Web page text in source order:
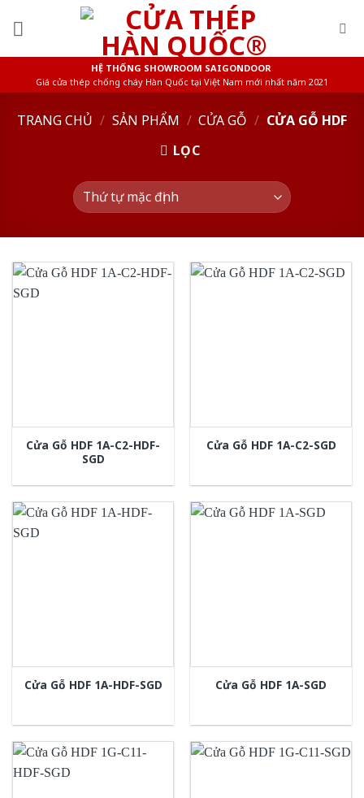
HỆ THỐNG SHOWROOM SAIGONDOOR
Giá cửa thép chống cháy Hàn Quốc tại Việt Nam mới nhất năm 2021
TRANG CHỦ / SẢN PHẨM / CỬA GỖ / CỬA GỖ HDF
LỌC
Cửa Gỗ HDF 1A-C2-HDF-
SGD
Cửa Gỗ HDF 1A-C2-SGD
Cửa Gỗ HDF 1A-HDF-SGD Cửa Gỗ HDF 1A-SGD